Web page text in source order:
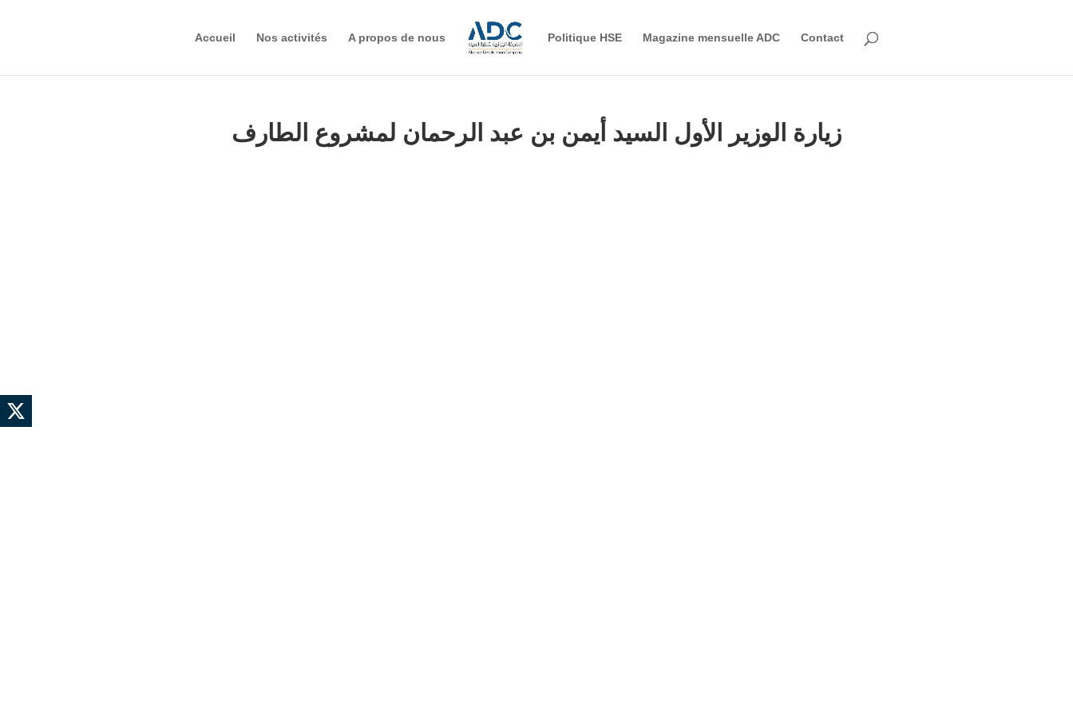
Accueil Nos activités A propos de nous Politique HSE Magazine mensuelle ADC Contact
زيارة الوزير الأول السيد أيمن بن عبد الرحمان لمشروع الطارف